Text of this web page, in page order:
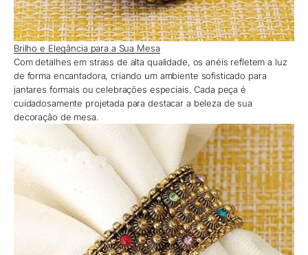
Brilho e Elegância para a Sua Mesa
Com detalhes em strass de alta qualidade, os anéis refletem a luz
de forma encantadora, criando um ambiente sofisticado para
jantares formais ou celebrações especiais. Cada peça é
cuidadosamente projetada para destacar a beleza de sua
decoração de mesa.